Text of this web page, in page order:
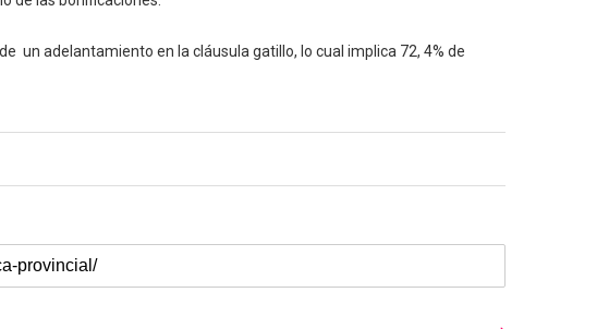
un adelantamiento en la cláusula gatillo, lo cual implica 72, 4% de